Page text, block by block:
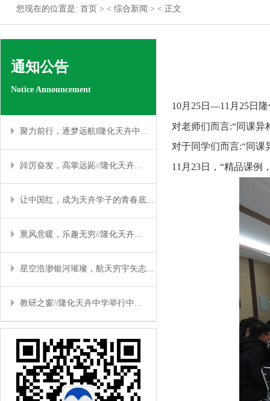
您现在的位置是: 首页 > < 综合新闻 > < 正文
通知公告
Notice Announcement
聚力前行，逐梦远航‖隆化天卉中...
踔厉奋发，高掌远跖//隆化天卉...
让中国红，成为天卉学子的青春底...
熏风意暖，乐趣无穷//隆化天卉...
星空浩渺银河璀璨，航天穷宇矢志...
教研之窗//隆化天卉中学举行中...
10月25日—11月25日
对老师们而言:“同课异
对于同学们而言:“同
11月23日，“精品课例